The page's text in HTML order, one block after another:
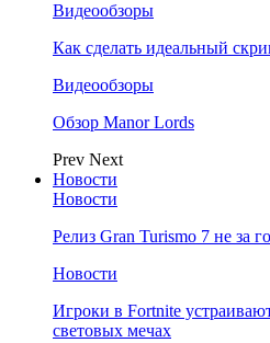
Видеообзоры
Как сделать идеальный
Видеообзоры
Обзор Manor Lords
Prev Next
Новости
Новости
Релиз Gran Turismo 7 не за
Новости
Игроки в Fortnite
световых мечах